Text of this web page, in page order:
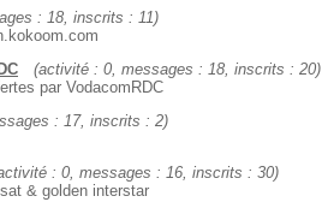
: 18, inscrits : 11)
(activité : 0, messages : 18, inscrits : 20)
par VodacomRDC
: 17, inscrits : 2)
: 0, messages : 16, inscrits : 30)
& golden interstar